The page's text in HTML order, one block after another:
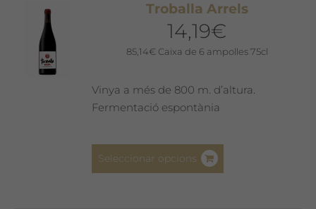
opcions
poden
a
Troballa Arrels
14,19€
85,14€ Caixa de 6 ampolles 75cl
Vinya a més de 800 m. d’altura.
Fermentació espontània
Seleccionar opcions